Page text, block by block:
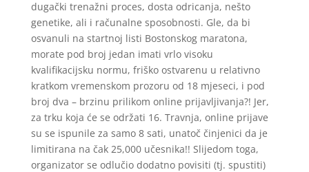
dugački trenažni proces, dosta odricanja, nešto
genetike, ali i računalne sposobnosti. Gle, da bi
osvanuli na startnoj listi Bostonskog maratona,
morate pod broj jedan imati vrlo visoku
kvalifikacijsku normu, friško ostvarenu u relativno
kratkom vremenskom prozoru od 18 mjeseci, i pod
broj dva – brzinu prilikom online prijavljivanja?! Jer,
za trku koja će se održati 16. Travnja, online prijave
su se ispunile za samo 8 sati, unatoč činjenici da je
limitirana na čak 25,000 učesnika!! Slijedom toga,
organizator se odlučio dodatno povisiti (tj. spustiti)